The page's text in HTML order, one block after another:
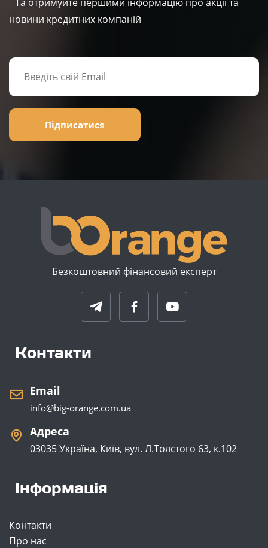
новини кредитних компаній
Підписатися
Безкоштовний фінансовий експерт
Контакти
Email
info@big-orange.com.ua
Адреса
03035 Україна, Київ, вул. Л.Толстого 63, к.102
Інформація
Контакти
Про нас